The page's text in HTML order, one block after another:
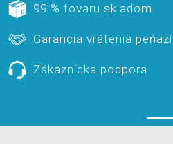
99 % tovaru skladom
Garancia vrátenia peňazí
Zákaznícka podpora